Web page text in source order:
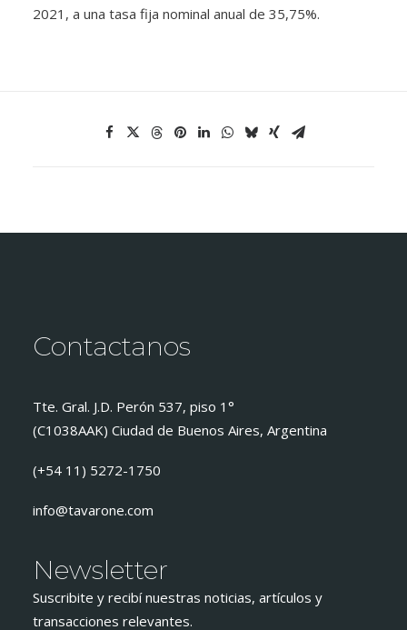
2021, a una tasa fija nominal anual de 35,75%.
Contactanos
Tte. Gral. J.D. Perón 537, piso 1°
(C1038AAK) Ciudad de Buenos Aires, Argentina
(+54 11) 5272-1750
info@tavarone.com
Newsletter
Suscribite y recibí nuestras noticias, artículos y
transacciones relevantes.